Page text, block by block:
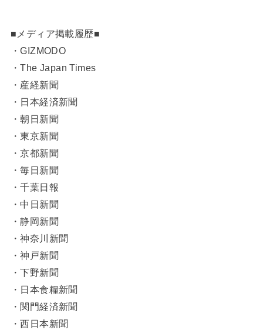
■メディア掲載履歴■
・GIZMODO
・The Japan Times
・産経新聞
・日本経済新聞
・朝日新聞
・東京新聞
・京都新聞
・毎日新聞
・千葉日報
・中日新聞
・静岡新聞
・神奈川新聞
・神戸新聞
・下野新聞
・日本食糧新聞
・関門経済新聞
・西日本新聞